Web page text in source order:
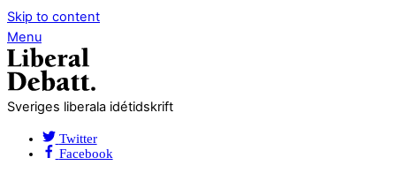
Skip to content
Menu
Sveriges liberala idétidskrift
Twitter
Facebook